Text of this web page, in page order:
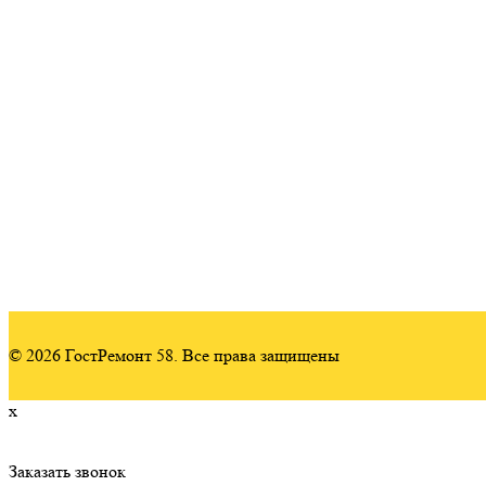
© 2026 ГостРемонт 58. Все права защищены
x
Заказать звонок